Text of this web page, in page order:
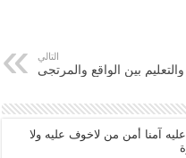
التالي
والتعليم بين الواقع والمرتجى
آمنا أمن من لاخوف عليه ولا